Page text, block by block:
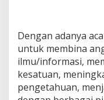
Dengan adanya
untuk membina
ilmu/informasi,
kesatuan,
pengetahuan,